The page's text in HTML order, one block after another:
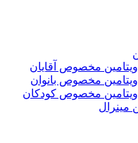
مخصوص آقایان
مخصوص بانوان
مخصوص کودکان
مینرال